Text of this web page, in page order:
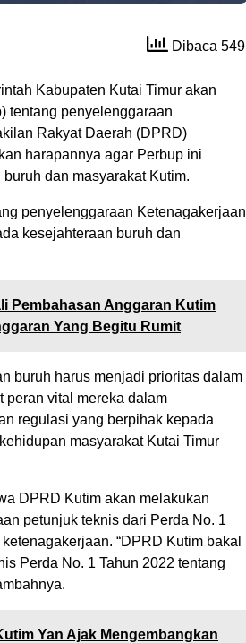
Dibaca 549
Kabupaten Kutai Timur akan
tentang penyelenggaraan
Rakyat Daerah (DPRD)
harapannya agar Perbup ini
dan masyarakat Kutim.
penyelenggaraan Ketenagakerjaan
kesejahteraan buruh dan
Pembahasan Anggaran Kutim
Yang Begitu Rumit
buruh harus menjadi prioritas dalam
peran vital mereka dalam
regulasi yang berpihak kepada
masyarakat Kutai Timur
DPRD Kutim akan melakukan
petunjuk teknis dari Perda No. 1
“DPRD Kutim bakal
Perda No. 1 Tahun 2022 tentang
Yan Ajak Mengembangkan